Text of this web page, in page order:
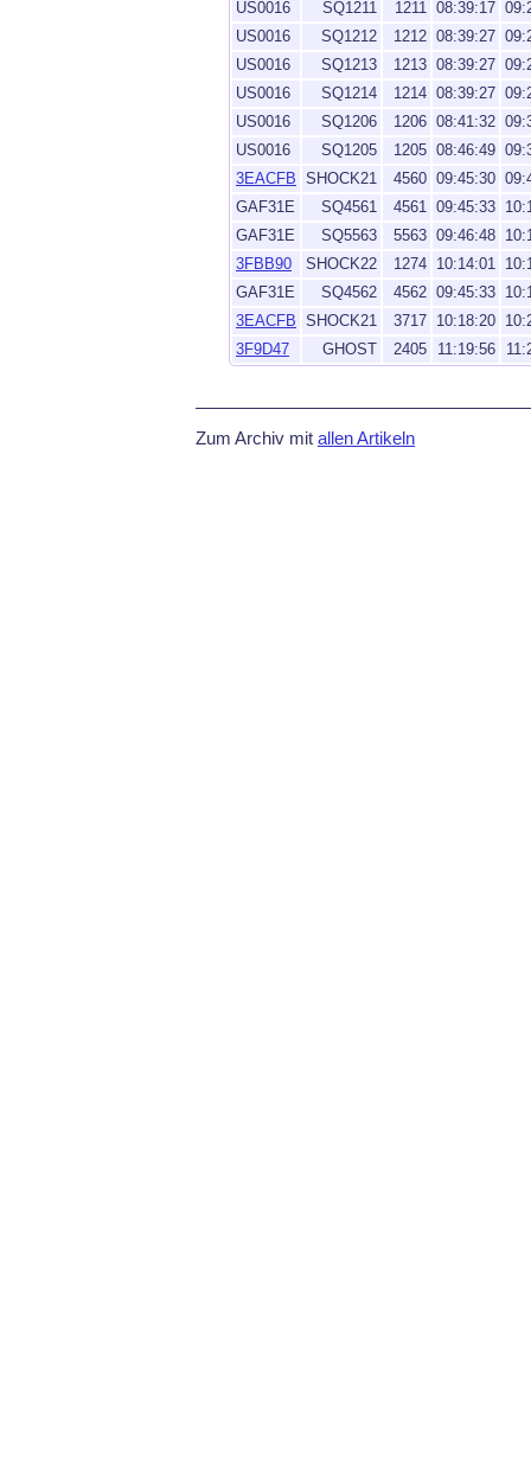
US0016
SQ1211 1211 08:39:17
US0016
SQ1212 1212 08:39:27
US0016
SQ1213 1213 08:39:27
US0016
SQ1214 1214 08:39:27
US0016
SQ1206 1206 08:41:32
US0016
SQ1205 1205 08:46:49
3EACFB SHOCK21 4560 09:45:30
GAF31E
SQ4561 4561 09:45:33
GAF31E
SQ5563 5563 09:46:48
3FBB90
SHOCK22 1274 10:14:01
GAF31E
SQ4562 4562 09:45:33
3EACFB SHOCK21 3717 10:18:20
3F9D47
GHOST 2405 11:19:56
Zum Archiv mit allen Artikeln